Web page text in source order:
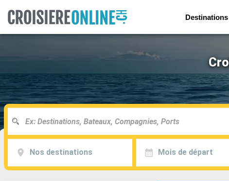
Destinations
Nos destinations Mois de départ